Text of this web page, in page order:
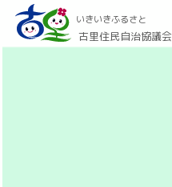
いきいきふるさと
古里住民自治協議会